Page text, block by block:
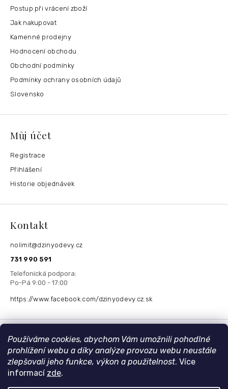
Používáme cookies, abychom Vám umožnili pohodlné
prohlížení webu a díky analýze provozu webu neustále
zlepšovali jeho funkce, výkon a použitelnost. Více
informací zde.
Postup při vrácení zboží
Jak nakupovat
Kamenné prodejny
Hodnocení obchodu
Obchodní podmínky
Podmínky ochrany osobních údajů
Slovensko
Můj účet
Registrace
Přihlášení
Historie objednávek
Kontakt
nolimit@dzinyodevy.cz
731 990 591
https://www.facebook.com/dzinyodevy.cz.sk
Přijímáme online platby